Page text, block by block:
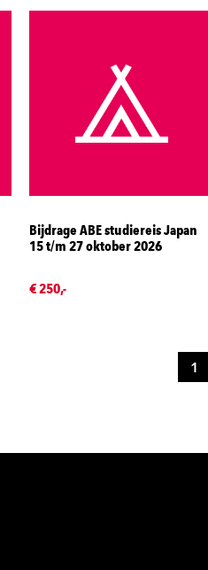
Bijdrage ABE studiereis Japan
15 t/m 27 oktober 2026
€ 250,-
1